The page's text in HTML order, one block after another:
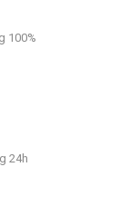
100%
24h